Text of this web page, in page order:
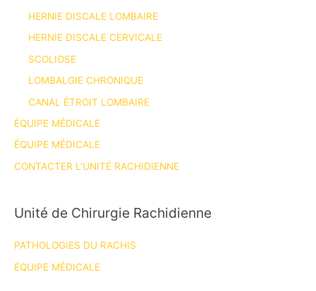
HERNIE DISCALE LOMBAIRE
HERNIE DISCALE CERVICALE
SCOLIOSE
LOMBALGIE CHRONIQUE
CANAL ÉTROIT LOMBAIRE
ÉQUIPE MÉDICALE
ÉQUIPE MÉDICALE
CONTACTER L’UNITÉ RACHIDIENNE
Unité de Chirurgie Rachidienne
PATHOLOGIES DU RACHIS
ÉQUIPE MÉDICALE